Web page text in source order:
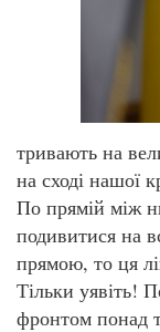
тривають на
на сході нашої
По прямій між
подивитися на
прямою, то ця
Тільки уявіть!
фронтом понад